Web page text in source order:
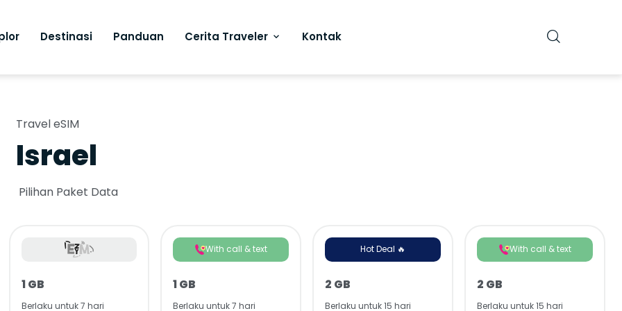
Destinasi Panduan Cerita Traveler Kontak
Travel eSIM
Israel
Pilihan Paket Data
1 GB
Berlaku untuk 7 hari
With call & text
1 GB
Berlaku untuk 7 hari
Hot Deal 🔥
2 GB
Berlaku untuk 15 hari
With call & text
2 GB
Berlaku untuk 15 hari